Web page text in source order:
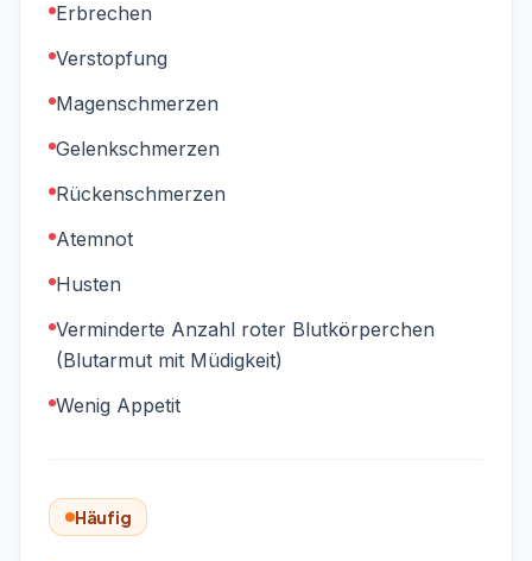
Erbrechen
Verstopfung
Magenschmerzen
Gelenkschmerzen
Rückenschmerzen
Atemnot
Husten
Verminderte Anzahl roter Blutkörperchen
(Blutarmut mit Müdigkeit)
Wenig Appetit
Häufig